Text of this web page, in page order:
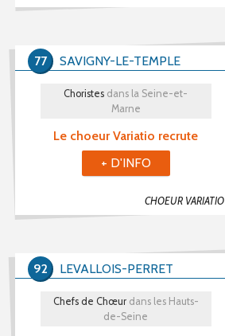
Le choeur Variatio recrute
CHOEUR VARIATIO
Choristes dans la Seine-et-
Marne
SAVIGNY-LE-TEMPLE
77
+ D'INFO
Chefs de Chœurdans les Hauts-
de-Seine
LEVALLOIS-PERRET
92